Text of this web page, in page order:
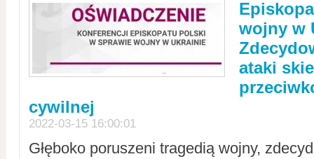
wojny w
ataki
cywilnej
2022-03-15 16:00:01
Głęboko poruszeni tragedią wojny,